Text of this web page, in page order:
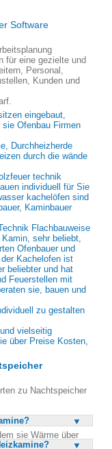
Software
für eine gezielte und
Personal,
Kunden und
eingebaut,
Ofenbau Firmen
Durchheizherde
durch die wände
technik
individuell für Sie
kachelöfen sind
Kaminbauer
Flachbauweise
sehr beliebt,
Ofenbauer und
Kachelofen ist
beliebter und hat
Feuerstellen mit
sie, bauen und
zu gestalten
vielseitig
über Preise Kosten,
zu Nachtspeicher
sie Wärme über
dann langsam als